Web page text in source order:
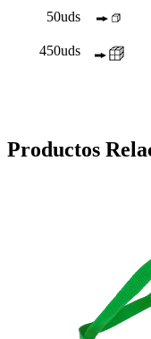
50uds
450uds
Productos